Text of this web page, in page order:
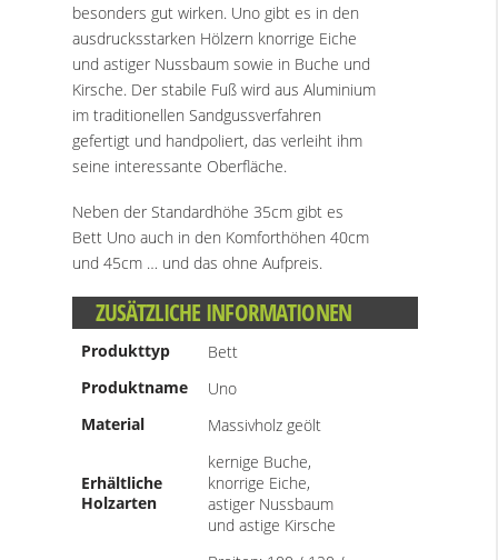
besonders gut wirken. Uno gibt es in den
ausdrucksstarken Hölzern knorrige Eiche
und astiger Nussbaum sowie in Buche und
Kirsche. Der stabile Fuß wird aus Aluminium
im traditionellen Sandgussverfahren
gefertigt und handpoliert, das verleiht ihm
seine interessante Oberfläche.
Neben der Standardhöhe 35cm gibt es
Bett Uno auch in den Komforthöhen 40cm
und 45cm … und das ohne Aufpreis.
ZUSÄTZLICHE INFORMATIONEN
Produkttyp
Bett
Produktname
Uno
Material
Massivholz geölt
Erhältliche
Holzarten
kernige Buche,
knorrige Eiche,
astiger Nussbaum
und astige Kirsche